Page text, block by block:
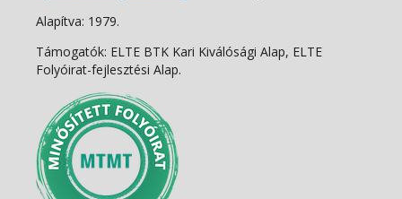
Alapítva: 1979.
Támogatók: ELTE BTK Kari Kiválósági Alap, ELTE
Folyóirat-fejlesztési Alap.